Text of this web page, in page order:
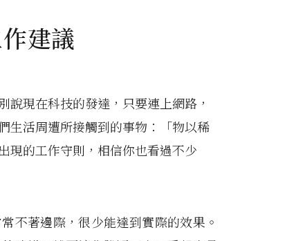
建議
現在科技的發達，只要連上網路，
生活周遭所接觸到的事物：「物以稀
現的工作守則，相信你也看過不少
不著邊際，很少能達到實際的效果。